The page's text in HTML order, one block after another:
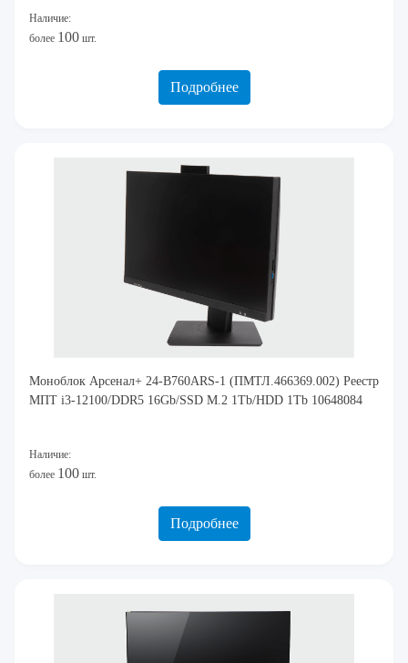
Наличие:
более 100 шт.
Подробнее
Моноблок Арсенал+ 24-B760ARS-1 (ПМТЛ.466369.002) Реестр
МПТ i3-12100/DDR5 16Gb/SSD M.2 1Tb/HDD 1Tb 10648084
Наличие:
более 100 шт.
Подробнее